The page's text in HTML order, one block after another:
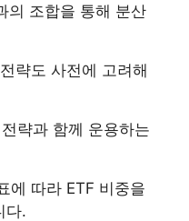
의 조합을 통해 분산
략도 사전에 고려해
략과 함께 운용하는
에 따라 ETF 비중을
다.